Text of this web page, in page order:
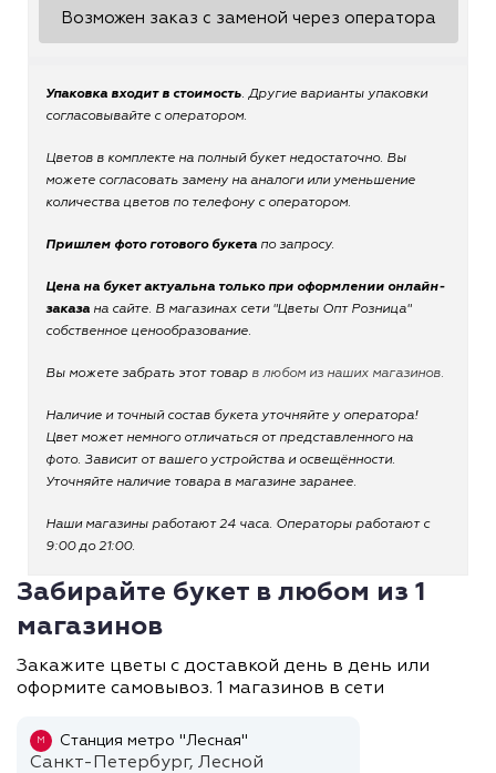
Упаковка входит в стоимость. Другие варианты упаковки
согласовывайте с оператором.
Цветов в комплекте на полный букет недостаточно. Вы
можете согласовать замену на аналоги или уменьшение
количества цветов по телефону с оператором.
Пришлем фото готового букета по запросу.
Цена на букет актуальна только при оформлении онлайн-
заказа на сайте. В магазинах сети "Цветы Опт Розница"
собственное ценообразование.
Вы можете забрать этот товар в любом из наших магазинов.
Наличие и точный состав букета уточняйте у оператора!
Цвет может немного отличаться от представленного на
фото. Зависит от вашего устройства и освещённости.
Уточняйте наличие товара в магазине заранее.
Наши магазины работают 24 часа. Операторы работают с
9:00 до 21:00.
Возможен заказ с заменой через оператора
Забирайте букет в любом из 1
магазинов
Закажите цветы с доставкой день в день или
оформите самовывоз. 1 магазинов в сети
М Станция метро "Лесная"
Санкт-Петербург, Лесной